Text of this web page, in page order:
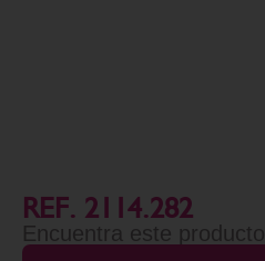
REF. 2114.282
Encuentra este producto